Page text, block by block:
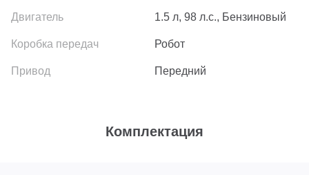
1.5 л, 98 л.с., Бензиновый
Робот
Передний
Комплектация